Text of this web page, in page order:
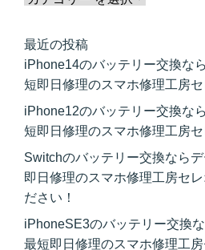
最近の投稿
iPhone14のバッテリー交換な
短即日修理のスマホ修理工房セ
iPhone12のバッテリー交換な
短即日修理のスマホ修理工房セ
Switchのバッテリー交換なら
即日修理のスマホ修理工房セ
ださい！
iPhoneSE3のバッテリー交換
最短即日修理のスマホ修理工